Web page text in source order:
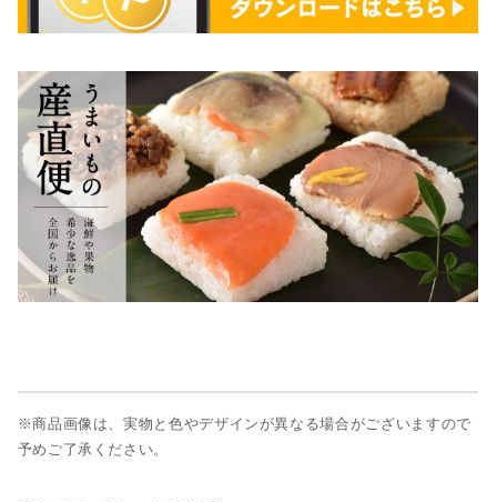
※商品画像は、実物と色やデザインが異なる場合がございますので
予めご了承ください。